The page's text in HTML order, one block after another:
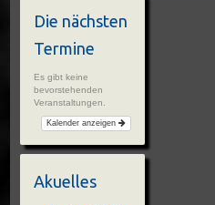
Die nächsten
Termine
Es gibt keine
bevorstehenden
Veranstaltungen.
Kalender anzeigen
Akuelles